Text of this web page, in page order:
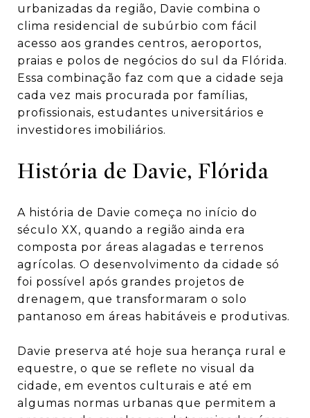
urbanizadas da região, Davie combina o
clima residencial de subúrbio com fácil
acesso aos grandes centros, aeroportos,
praias e polos de negócios do sul da Flórida.
Essa combinação faz com que a cidade seja
cada vez mais procurada por famílias,
profissionais, estudantes universitários e
investidores imobiliários.
História de Davie, Flórida
A história de Davie começa no início do
século XX, quando a região ainda era
composta por áreas alagadas e terrenos
agrícolas. O desenvolvimento da cidade só
foi possível após grandes projetos de
drenagem, que transformaram o solo
pantanoso em áreas habitáveis e produtivas.
Davie preserva até hoje sua herança rural e
equestre, o que se reflete no visual da
cidade, em eventos culturais e até em
algumas normas urbanas que permitem a